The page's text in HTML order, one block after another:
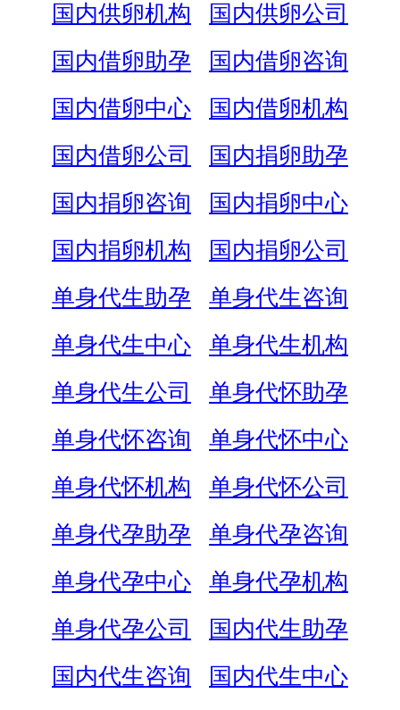
国内供卵机构
国内供卵公司
国内借卵助孕
国内借卵咨询
国内借卵中心
国内借卵机构
国内借卵公司
国内捐卵助孕
国内捐卵咨询
国内捐卵中心
国内捐卵机构
国内捐卵公司
单身代生助孕
单身代生咨询
单身代生中心
单身代生机构
单身代生公司
单身代怀助孕
单身代怀咨询
单身代怀中心
单身代怀机构
单身代怀公司
单身代孕助孕
单身代孕咨询
单身代孕中心
单身代孕机构
单身代孕公司
国内代生助孕
国内代生咨询
国内代生中心